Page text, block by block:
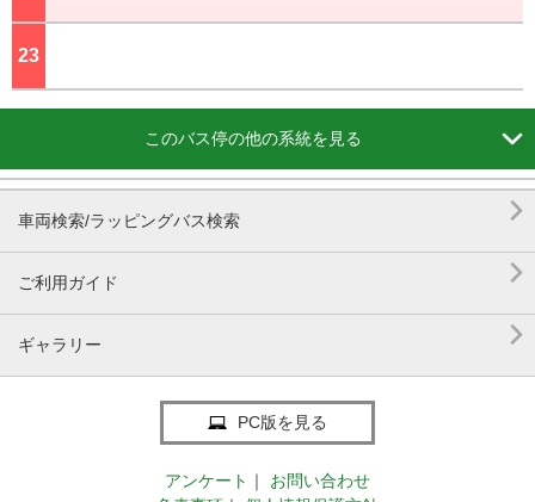
23
このバス停の他の系統を見る 
車両検索/ラッピングバス検索 
ご利用ガイド 
ギャラリー 
PC版を見る
アンケート ｜
お問い合わせ